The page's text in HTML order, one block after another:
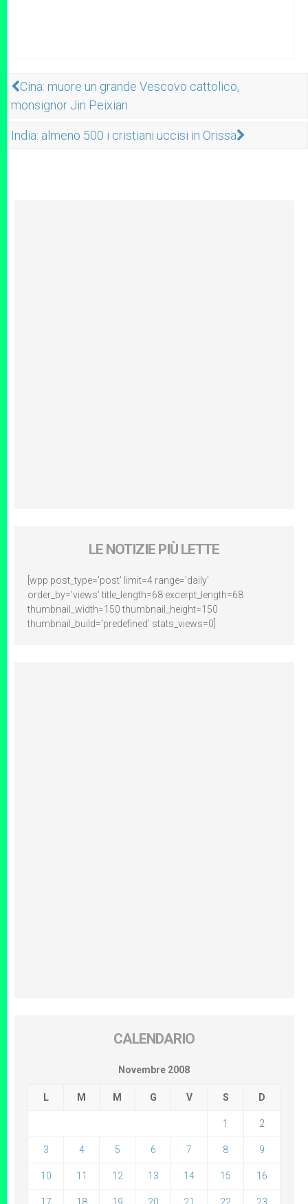
Cina: muore un grande Vescovo cattolico,
monsignor Jin Peixian
India: almeno 500 i cristiani uccisi in Orissa
LE NOTIZIE PIÙ LETTE
[wpp post_type='post' limit=4 range='daily'
order_by='views' title_length=68 excerpt_length=68
thumbnail_width=150 thumbnail_height=150
thumbnail_build='predefined' stats_views=0]
CALENDARIO
Novembre 2008
L M M G V S D
1 2
3 4 5 6 7 8 9
10 11 12 13 14 15 16